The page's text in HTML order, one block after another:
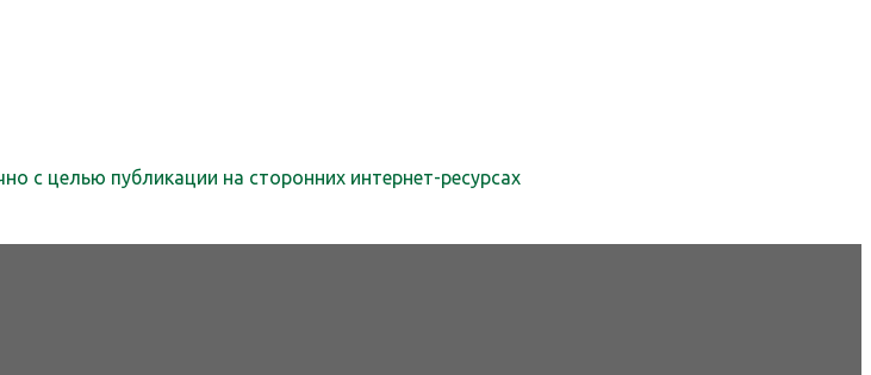
с целью публикации на сторонних интернет-ресурсах